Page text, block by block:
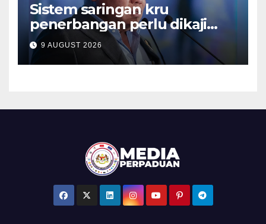
Sistem saringan kru
penerbangan perlu dikaji
semula, pulihkan keyakinan
penumpang – Tiong
9 AUGUST 2026